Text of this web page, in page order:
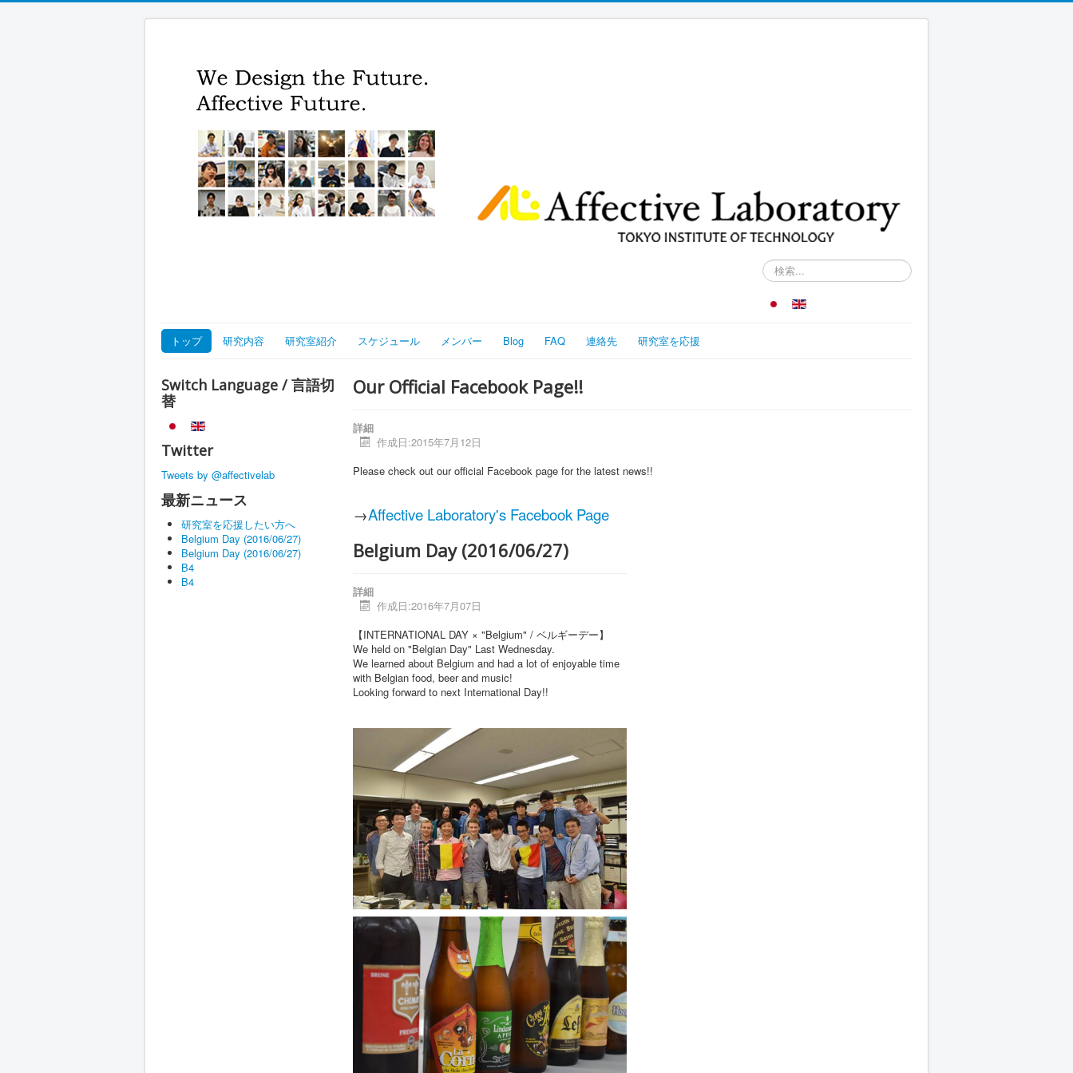
検
索...
トップ 研究内容 研究室紹介 スケジュール メンバー Blog FAQ 連絡先 研究室を応援
Switch Language / 言語切
替
Twitter
Tweets by @affectivelab
最新ニュース
研究室を応援したい方へ
Belgium Day (2016/06/27)
Belgium Day (2016/06/27)
B4
B4
Our Official Facebook Page!!
詳細
作成日:2015年7月12日
Please check out our official Facebook page for the latest news!!
→Affective Laboratory's Facebook Page
Belgium Day (2016/06/27)
詳細
作成日:2016年7月07日
【INTERNATIONAL DAY × "Belgium" / ベルギーデー】
We held on "Belgian Day" Last Wednesday.
We learned about Belgium and had a lot of enjoyable time
with Belgian food, beer and music!
Looking forward to next International Day!!